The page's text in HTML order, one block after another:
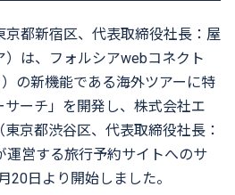
京都新宿区、代表取締役社長：屋
）は、フォルシアwebコネクト
の新機能である海外ツアーに特
ーチ」を開発し、株式会社エ
京都渋谷区、代表取締役社長：
運営する旅行予約サイトへのサ
20日より開始しました。